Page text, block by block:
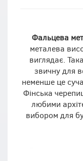
Фальцева
металева
виглядає.
звичну для
неменше це
Фінська
любими
вибором для